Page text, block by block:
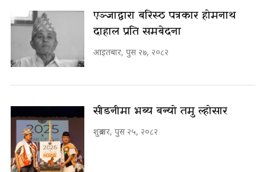
एञ्जाद्वारा बरिस्ठ पत्रकार होमनाथ
दाहाल प्रति समबेदना
आइतबार, पुस २७, २०८२
सीडनीमा भब्य बन्यो तमु ल्होसार
शुक्रबार, पुस २५, २०८२